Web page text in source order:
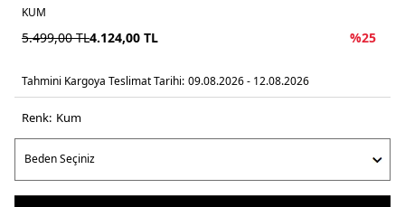
KUM
5.499,00TL4.124,00 TL %25
Tahmini Kargoya Teslimat Tarihi: 09.08.2026 - 12.08.2026
Renk: kum